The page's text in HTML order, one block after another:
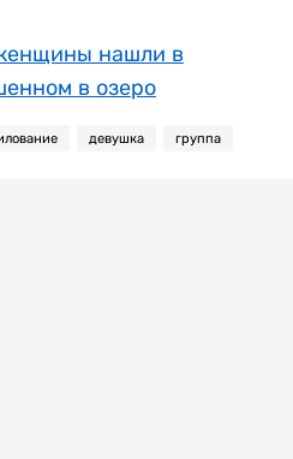
нашли в
в озеро
девушка группа